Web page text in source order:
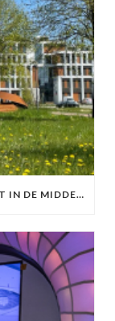
50 METER GROEI EN BEWEGING TE GAST IN DE MIDDENBERM